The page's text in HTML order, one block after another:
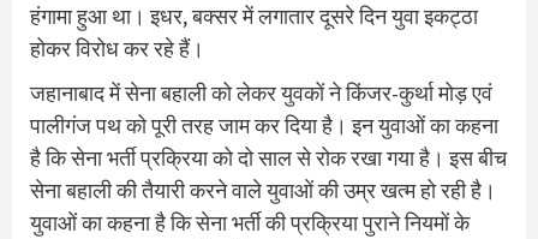
हंगामा हुआ था। इधर, बक्‍सर में लगातार दूसरे दिन युवा इकट्ठा
होकर विरोध कर रहे हैं।
जहानाबाद में सेना बहाली को लेकर युवकों ने किंजर-कुर्था मोड़ एवं
पालीगंज पथ को पूरी तरह जाम कर दिया है। इन युवाओं का कहना
है कि सेना भर्ती प्रक्रिया को दो साल से रोक रखा गया है। इस बीच
सेना बहाली की तैयारी करने वाले युवाओं की उम्र खत्‍म हो रही है।
युवाओं का कहना है कि सेना भर्ती की प्रक्रिया पुराने नियमों के